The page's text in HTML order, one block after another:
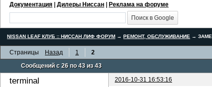
Документация | Дилеры Ниссан | Реклама на форуме
NISSAN LEAF КЛУБ :: НИССАН ЛИФ ФОРУМ → РЕМОНТ, ОБСЛУЖИВАНИЕ →
Страницы Назад 1
2
Сообщений с 26 по 43 из 43
terminal 2016-10-31 16:53:16